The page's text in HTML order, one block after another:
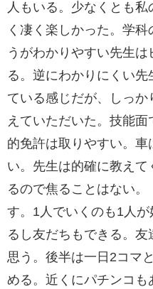
人もいる。少なくとも
く凄く楽しかった。学
うがわかりやすい先生
る。逆にわかりにくい
ている感じだが、しっ
えていただいた。技能
的免許は取りやすい。
い。先生は的確に教え
るので焦ることはない
す。1人でいくのも1人
るし友だちもできる。友
思う。後半は一日2コマ
める。近くにパチンコも